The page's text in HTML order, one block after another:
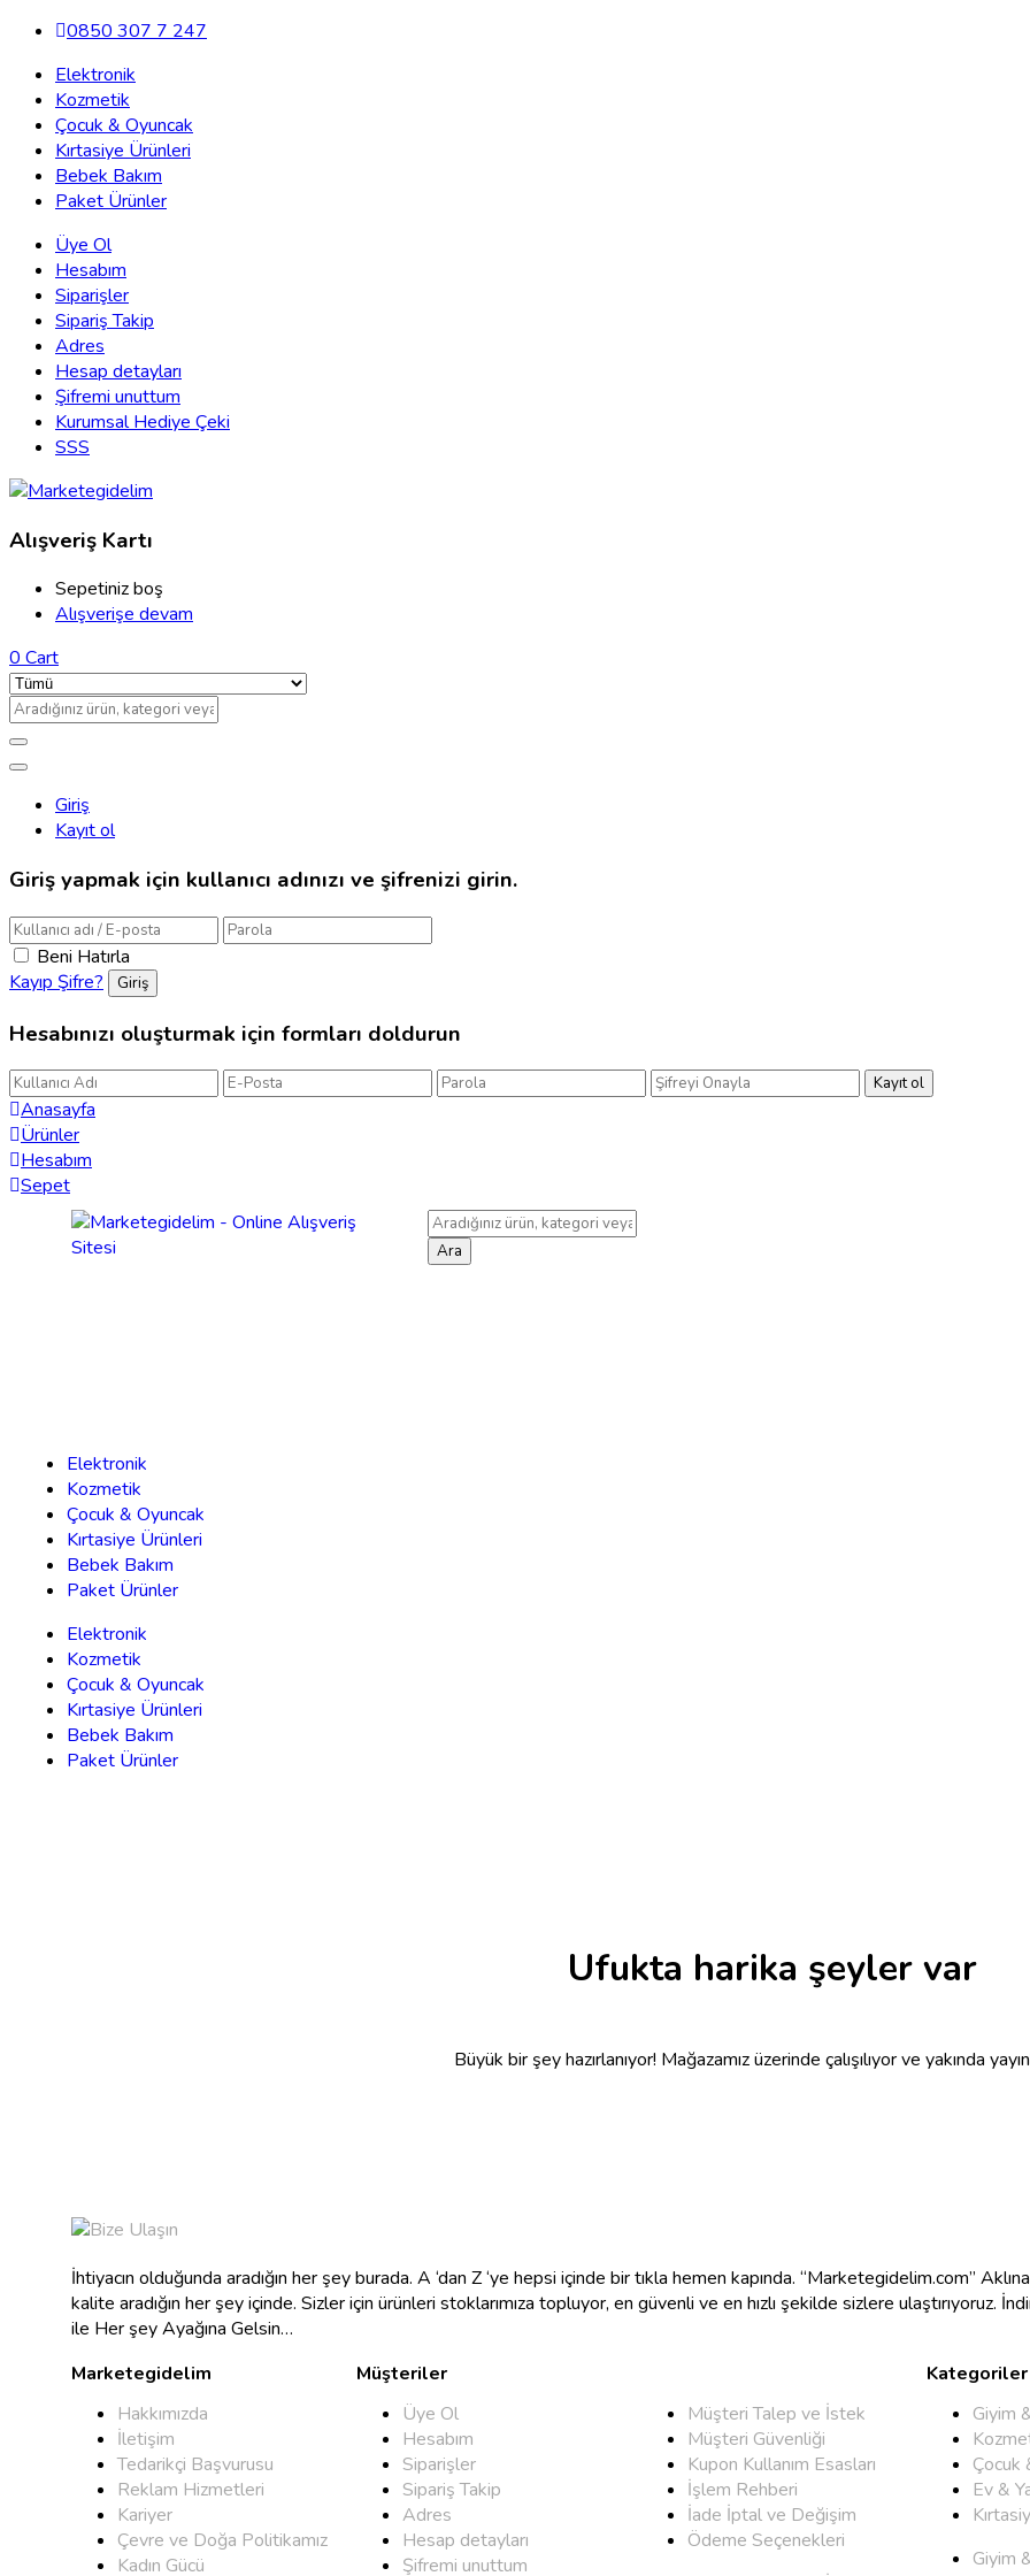
0850 307 7 247
Elektronik
Kozmetik
Çocuk & Oyuncak
Kırtasiye Ürünleri
Bebek Bakım
Paket Ürünler
Üye Ol
Hesabım
Siparişler
Sipariş Takip
Adres
Hesap detayları
Şifremi unuttum
Kurumsal Hediye Çeki
SSS
Alışveriş Kartı
Sepetiniz boş
Alışverişe devam
0Cart
Giriş
Kayıt ol
Giriş yapmak için kullanıcı adınızı ve şifrenizi girin.
Beni Hatırla
Kayıp Şifre?
Hesabınızı oluşturmak için formları doldurun
Anasayfa
Ürünler
Hesabım
Sepet
Ara
Elektronik
Kozmetik
Çocuk & Oyuncak
Kırtasiye Ürünleri
Bebek Bakım
Paket Ürünler
Elektronik
Kozmetik
Çocuk & Oyuncak
Kırtasiye Ürünleri
Bebek Bakım
Paket Ürünler
Ufukta harika şeyler var
Büyük bir şey hazırlanıyor! Mağazamız üzerinde çalışılıyor ve yakında
İhtiyacın olduğunda aradığın her şey burada. A ‘dan Z ‘ye hepsi içinde bir tıkla hemen kapında. “Marketegidelim.com”
kalite aradığın her şey içinde. Sizler için ürünleri stoklarımıza topluyor, en güvenli ve en hızlı şekilde sizlere ulaştırıyoruz.
ile Her şey Ayağına Gelsin…
Marketegidelim
Hakkımızda
İletişim
Tedarikçi Başvurusu
Reklam Hizmetleri
Kariyer
Çevre ve Doğa Politikamız
Kadın Gücü
Müşteriler
Üye Ol
Hesabım
Siparişler
Sipariş Takip
Adres
Hesap detayları
Şifremi unuttum
Müşteri Talep ve İstek
Müşteri Güvenliği
Kupon Kullanım Esasları
İşlem Rehberi
İade İptal ve Değişim
Ödeme Seçenekleri
Kategoriler
Giyim
Çocuk
Ev &
Giyim